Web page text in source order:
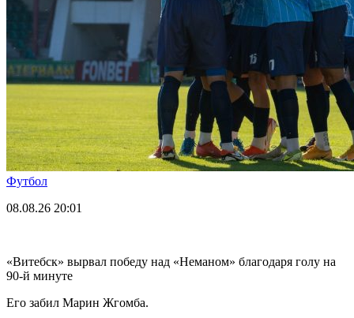
Футбол
08.08.26 20:01
«Витебск» вырвал победу над «Неманом» благодаря голу на
90-й минуте
Его забил Марин Жгомба.